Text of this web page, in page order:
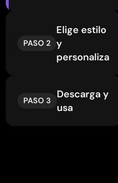
PASO 2
Elige estilo
y
personaliza
PASO 3
Descarga y
usa